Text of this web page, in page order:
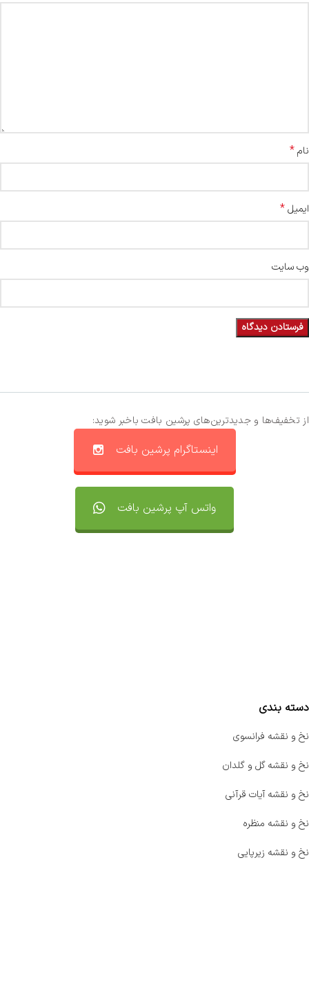
نام*
ایمیل*
وب‌ سایت
از تخفیف‌ها و جدیدترین‌های پرشین بافت باخبر شوید:
اینستاگرام پرشین بافت
واتس آپ پرشین بافت
دسته بندی
نخ و نقشه فرانسوی
نخ و نقشه گل و گلدان
نخ و نقشه آیات قرآنی
نخ و نقشه منظره
نخ و نقشه زیرپایی